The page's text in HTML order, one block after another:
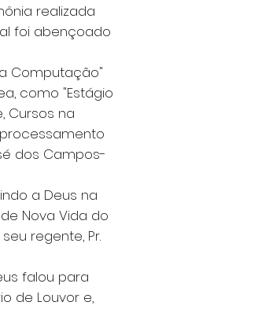
realizada
foi abençoado
Computação"
como "Estágio
Cursos na
dos Campos-
a Deus na
Nova Vida do
regente, Pr.
falou para
de Louvor e,